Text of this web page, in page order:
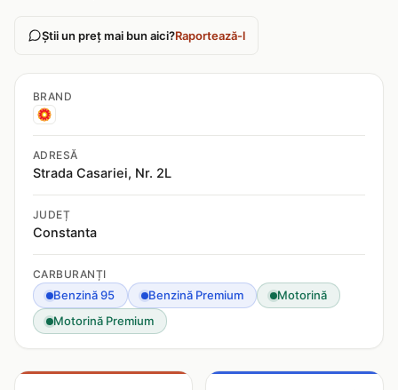
Știi un preț mai bun aici?Raportează-l
BRAND
ADRESĂ
Strada Casariei, Nr. 2L
JUDEȚ
Constanta
CARBURANȚI
Benzină 95 Benzină Premium
Motorină
Motorină Premium